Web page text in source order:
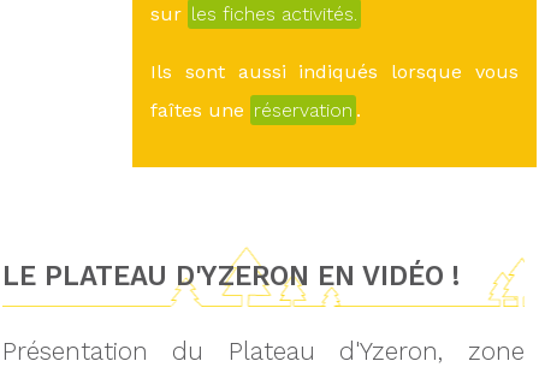
sur les fiches activités.
Ils sont aussi indiqués lorsque vous
faîtes une réservation .
LE PLATEAU D'YZERON EN VIDÉO !
Présentation du Plateau d'Yzeron, zone